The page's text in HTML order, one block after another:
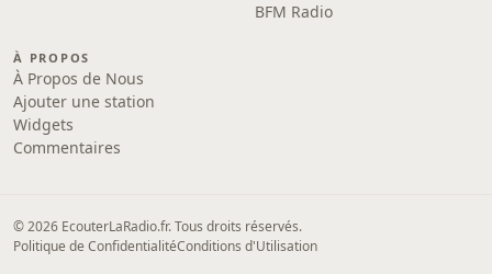
BFM Radio
À PROPOS
À Propos de Nous
Ajouter une station
Widgets
Commentaires
© 2026 EcouterLaRadio.fr. Tous droits réservés.
Politique de ConfidentialitéConditions d'Utilisation